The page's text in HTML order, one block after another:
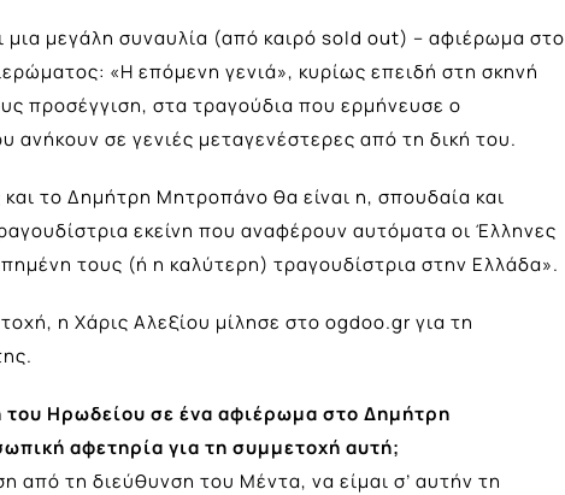
μια μεγάλη συναυλία (από καιρό sold out) – αφιέρωμα στο
«Η επόμενη γενιά», κυρίως επειδή στη σκηνή
προσέγγιση, στα τραγούδια που ερμήνευσε ο
σε γενιές μεταγενέστερες από τη δική του.
το Δημήτρη Μητροπάνο θα είναι η, σπουδαία και
εκείνη που αναφέρουν αυτόματα οι Έλληνες
τους (ή η καλύτερη) τραγουδίστρια στην Ελλάδα».
η Χάρις Αλεξίου μίλησε στο ogdoo.gr για τη
του Ηρωδείου σε ένα αφιέρωμα στο Δημήτρη
αφετηρία για τη συμμετοχή αυτή;
από τη διεύθυνση του Μέντα, να είμαι σ’ αυτήν τη